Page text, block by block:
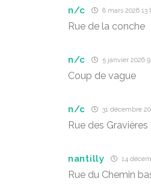
n/c 8 mars 2026 13
Rue de la conche
n/c 5 janvier 2026
Coup de vague
n/c 31 décembre
Rue des Gravières
nantilly 14
Rue du Chemin